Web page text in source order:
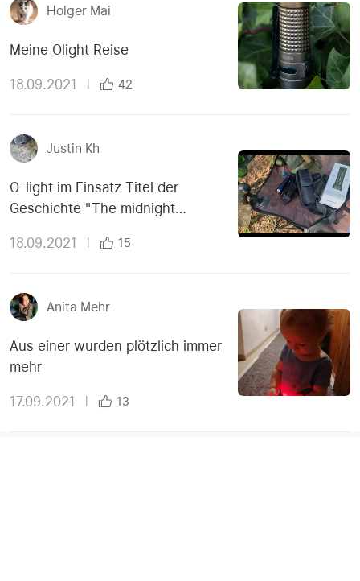
Holger Mai
Meine Olight Reise
18.09.2021 42
Justin Kh
O-light im Einsatz Titel der
Geschichte "The midnight
18.09.2021 15
Anita Mehr
Aus einer wurden plötzlich immer
mehr
17.09.2021 13